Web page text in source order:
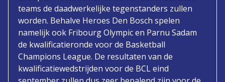
teams de daadwerkelijke tegenstanders zullen
worden. Behalve Heroes Den Bosch spelen
namelijk ook Fribourg Olympic en Parnu Sadam
de kwalificatieronde voor de Basketball
Champions League. De resultaten van de
kwalificatiewedstrijden voor de BCL eind